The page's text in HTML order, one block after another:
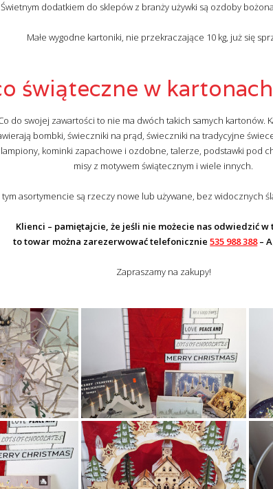
Świetnym dodatkiem do sklepów z branży używki są ozdoby
Małe wygodne kartoniki, nie przekraczające 10 kg, już się
świąteczne w
do swojej zawartości to nie ma dwóch takich samych kartonów.
bombki, świeczniki na prąd, świeczniki na tradycyjne
lampiony, kominki zapachowe i ozdobne, talerze, podstawki pod
misy z motywem świątecznym i wiele innych.
tym asortymencie są rzeczy nowe lub używane, bez widocznych
Klienci – pamiętajcie, że jeśli nie możecie nas odwiedzić
to towar można zarezerwować telefonicznie535 988 388–
Zapraszamy na zakupy!